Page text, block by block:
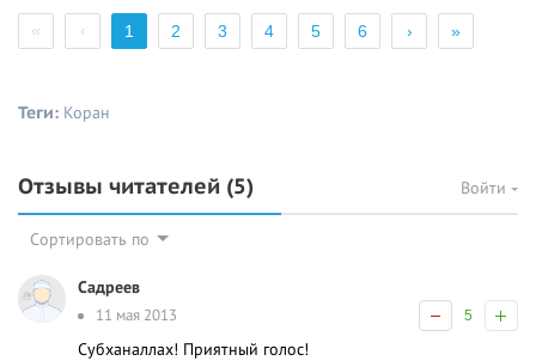
« ‹ 1 2 3 4 5 6 › »
Теги: Коран
Отзывы читателей (5) Войти
Сортировать по
Садреев
11 мая 2013 5
Субханаллах! Приятный голос!